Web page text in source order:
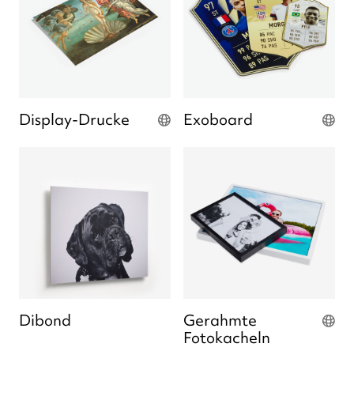
Display-Drucke Exoboard
Dibond
Gerahmte
Fotokacheln